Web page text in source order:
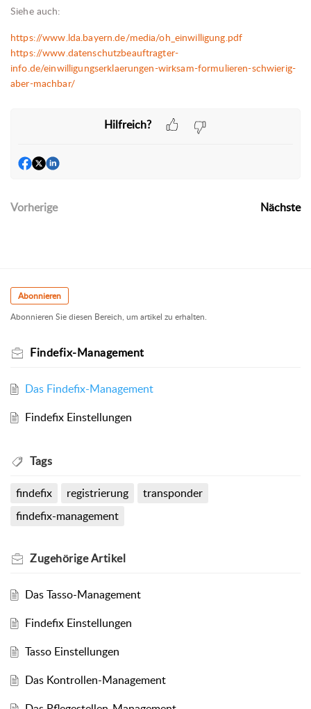
Siehe auch:
https://www.lda.bayern.de/media/oh_einwilligung.pdf
https://www.datenschutzbeauftragter-
info.de/einwilligungserklaerungen-wirksam-formulieren-schwierig-
aber-machbar/
Hilfreich?
Vorherige Nächste
Abonnieren
Abonnieren Sie diesen Bereich, um artikel zu erhalten.
Findefix-Management
Das Findefix-Management
Findefix Einstellungen
Tags
findefix registrierung
transponder
findefix-management
ZugehörigeArtikel
Das Tasso-Management
Findefix Einstellungen
Tasso Einstellungen
Das Kontrollen-Management